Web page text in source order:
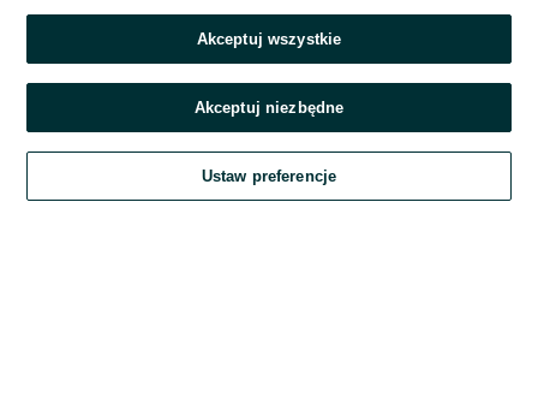
Zaloguj się
Kontynuując za pośrednictwem jednego z dostawców wskazanych powyżej,
OLX.pl w jego aktualnym brzmieniu.
Akceptuj wszystkie
Akceptuj niezbędne
Ustaw preferencje